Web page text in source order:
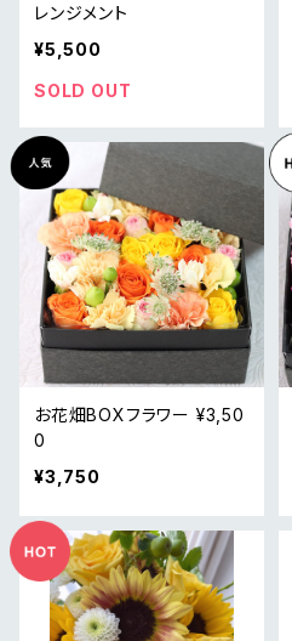
レンジメント
¥5,500
SOLD OUT
お花畑BOXフラワー ¥3,50
0
¥3,750